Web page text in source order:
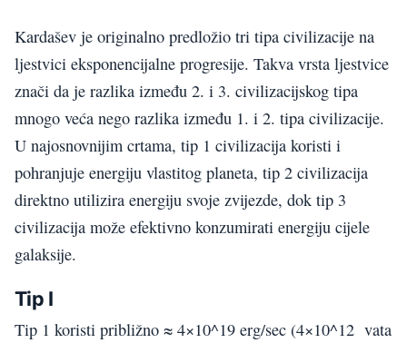
Kardašev je originalno predložio tri tipa civilizacije na
ljestvici eksponencijalne progresije. Takva vrsta ljestvice
znači da je razlika između 2. i 3. civilizacijskog tipa
mnogo veća nego razlika između 1. i 2. tipa civilizacije.
U najosnovnijim crtama, tip 1 civilizacija koristi i
pohranjuje energiju vlastitog planeta, tip 2 civilizacija
direktno utilizira energiju svoje zvijezde, dok tip 3
civilizacija može efektivno konzumirati energiju cijele
galaksije.
Tip I
Tip 1 koristi približno ≈ 4×10^19 erg/sec (4×10^12 vata